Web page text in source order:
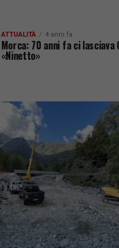
ATTUALITÀ 4 anni fa
Morca: 70 anni fa ci lasciava
«Ninetto»